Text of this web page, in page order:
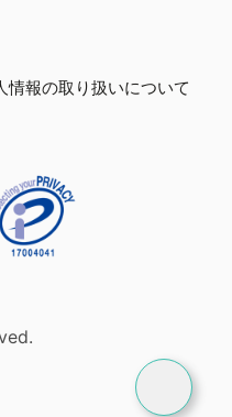
情報の取り扱いについて